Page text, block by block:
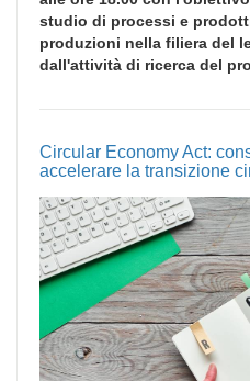
studio di processi e
produzioni nella filiera del
dall'attività di ricerca del
Circular Economy Act:
accelerare la transizione